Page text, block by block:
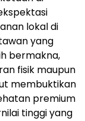
lokal di
yang
bermakna,
fisik maupun
membuktikan
premium
tinggi yang